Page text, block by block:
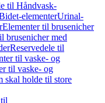
til Håndvask-
elementerUrinal-
Elementer til brusenicher
brusenicher med
Reservedele til
til vaske- og
til vaske- og
skal holde til store